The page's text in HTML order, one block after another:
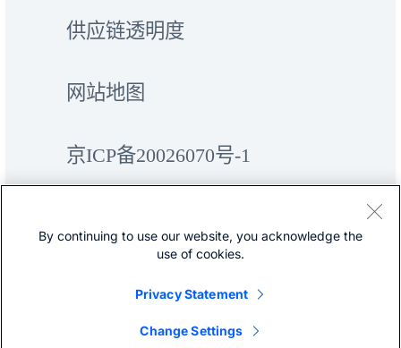
供应链透明度
网站地图
京ICP备20026070号-1
By continuing to use our website, you acknowledge the
use of cookies.
Privacy Statement
Change Settings